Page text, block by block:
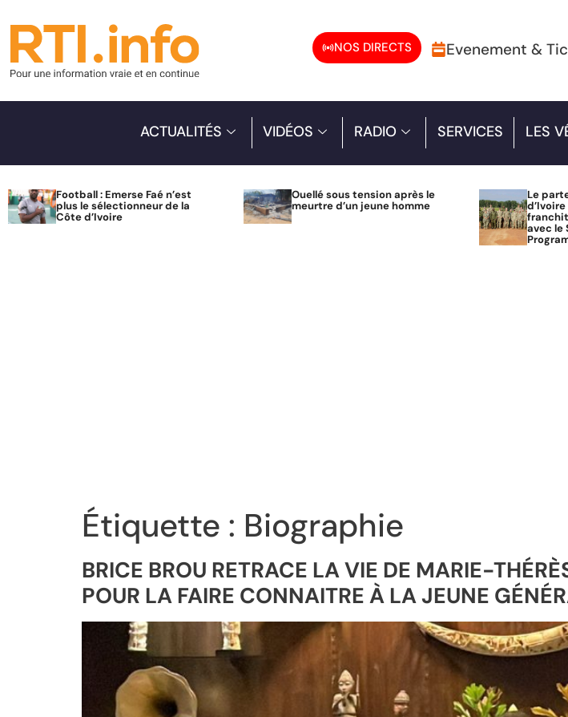
NOS DIRECTS Evenement &
ACTUALITÉS VIDÉOS RADIO SERVICES LES
Football : Emerse Faé n’est
plus le sélectionneur de la
Côte d’Ivoire
Ouellé sous tension après le
meurtre d’un jeune homme
Le
avec le
Étiquette : Biographie
BRICE BROU RETRACE LA VIE DE MARIE-
POUR LA FAIRE CONNAITRE À LA JEUNE